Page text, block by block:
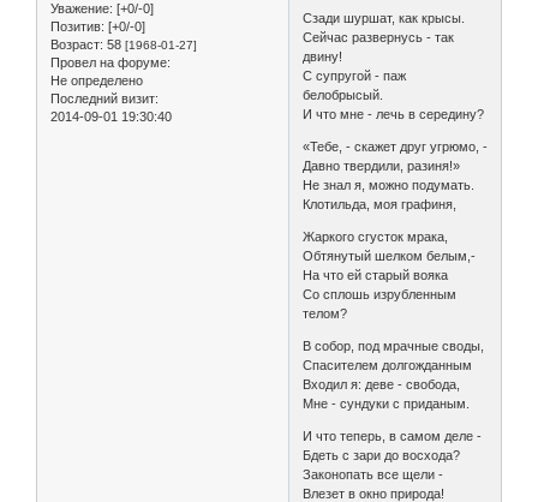
Уважение: [+0/-0]
Позитив: [+0/-0]
Возраст: 58 [1968-01-27]
Провел на форуме:
Не определено
Последний визит:
2014-09-01 19:30:40
Сзади шуршат, как крысы.
Сейчас развернусь - так
двину!
С супругой - паж
белобрысый.
И что мне - лечь в середину?
«Тебе, - скажет друг угрюмо, -
Давно твердили, разиня!»
Не знал я, можно подумать.
Клотильда, моя графиня,
Жаркого сгусток мрака,
Обтянутый шелком белым,-
На что ей старый вояка
Со сплошь изрубленным
телом?
В собор, под мрачные своды,
Спасителем долгожданным
Входил я: деве - свобода,
Мне - сундуки с приданым.
И что теперь, в самом деле -
Бдеть с зари до восхода?
Законопать все щели -
Влезет в окно природа!